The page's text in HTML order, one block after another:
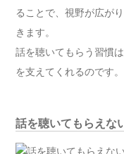
ることで、視野が広が
きます。
話を聴いてもらう習慣
を支えてくれるのです。
話を聴いてもらえな